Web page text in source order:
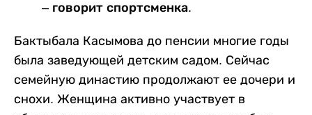
– говорит спортсменка.
Бактыбала Касымова до пенсии многие годы
была заведующей детским садом. Сейчас
семейную династию продолжают ее дочери и
снохи. Женщина активно участвует в